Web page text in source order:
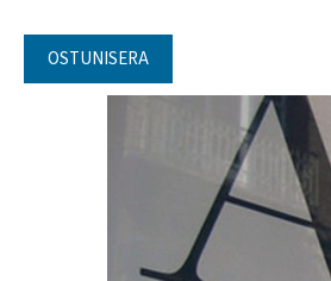
OSTUNISERA